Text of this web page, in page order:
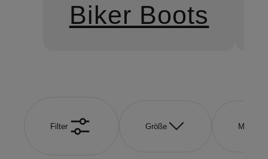
Biker Boots
Filter Größe Marke